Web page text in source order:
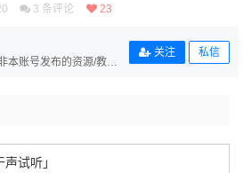
3 条评论 23
本账号发布的资源/教程
关注 私信
声试听」